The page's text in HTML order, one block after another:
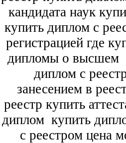
кандидата наук
купить диплом с
регистрацией где
дипломы о высшем
диплом с
занесением в
реестр купить
диплом купить
с реестром цена